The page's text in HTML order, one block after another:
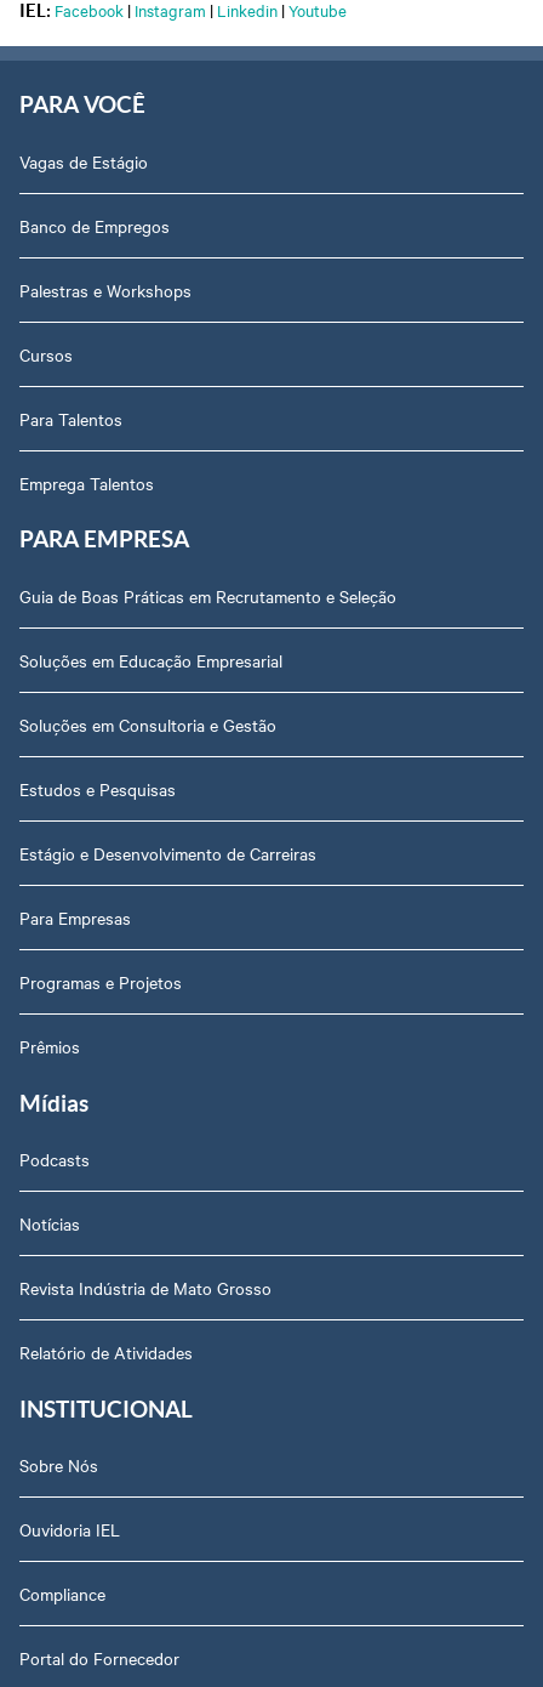
IEL: Facebook | Instagram | Linkedin |Youtube
PARA VOCÊ
Vagas de Estágio
Banco de Empregos
Palestras e Workshops
Cursos
Para Talentos
Emprega Talentos
PARA EMPRESA
Guia de Boas Práticas em Recrutamento e Seleção
Soluções em Educação Empresarial
Soluções em Consultoria e Gestão
Estudos e Pesquisas
Estágio e Desenvolvimento de Carreiras
Para Empresas
Programas e Projetos
Prêmios
Mídias
Podcasts
Notícias
Revista Indústria de Mato Grosso
Relatório de Atividades
INSTITUCIONAL
Sobre Nós
Ouvidoria IEL
Compliance
Portal do Fornecedor